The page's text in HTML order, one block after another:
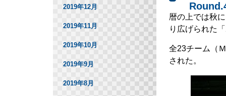
暦の上では秋
り広げられた
全23チーム（
された。
2019年12月
2019年11月
2019年10月
2019年9月
2019年8月